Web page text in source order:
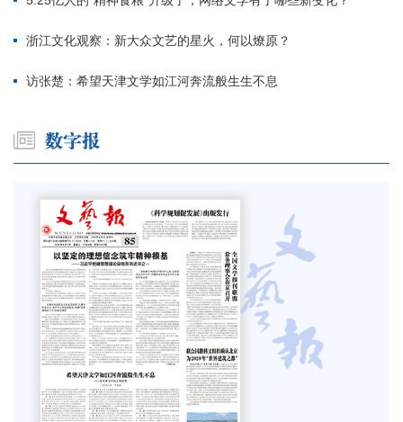
浙江文化观察：新大众文艺的星火，何以燎原？
访张楚：希望天津文学如江河奔流般生生不息